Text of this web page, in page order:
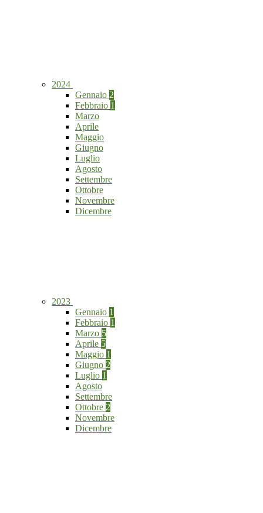
2024
Gennaio 2
Febbraio 1
Marzo
Aprile
Maggio
Giugno
Luglio
Agosto
Settembre
Ottobre
Novembre
Dicembre
2023
Gennaio 1
Febbraio 1
Marzo 5
Aprile 5
Maggio 1
Giugno 2
Luglio 1
Agosto
Settembre
Ottobre 2
Novembre
Dicembre